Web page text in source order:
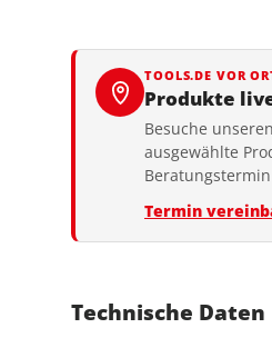
TOOLS.DE VOR
Produkte
Besuche
ausgewählte
Termin
Technische Daten